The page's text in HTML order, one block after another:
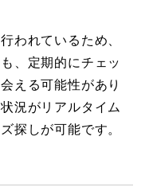
われているため、
、定期的にチェッ
える可能性があり
況がリアルタイム
探しが可能です。